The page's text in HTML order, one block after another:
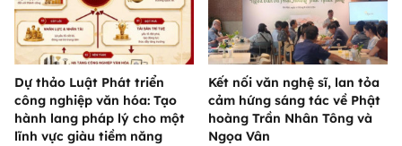
Dự thảo Luật Phát triển
công nghiệp văn hóa: Tạo
hành lang pháp lý cho một
lĩnh vực giàu tiềm năng
Kết nối văn nghệ sĩ, lan tỏa
cảm hứng sáng tác về Phật
hoàng Trần Nhân Tông và
Ngọa Vân